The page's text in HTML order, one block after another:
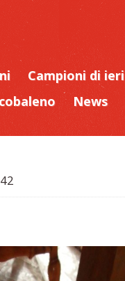
Campioni di ieri
News